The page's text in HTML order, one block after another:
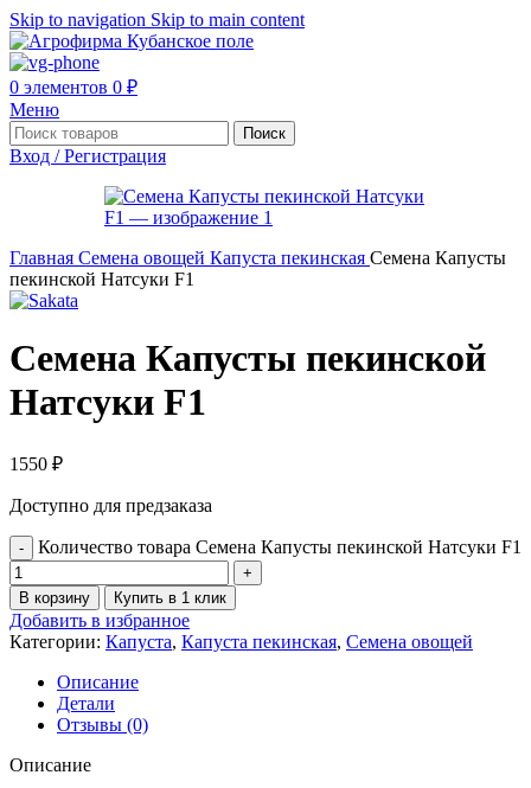
Skip to navigation Skip to main content
0 элементов 0 ₽
Меню
Поиск
Вход / Регистрация
Главная Семена овощей Капуста пекинская Семена Капусты
пекинской Натсуки F1
Семена Капусты пекинской
Натсуки F1
1550 ₽
Доступно для предзаказа
Количество товара Семена Капусты пекинской Натсуки F1
В корзину Купить в 1 клик
Добавить в избранное
Категории: Капуста, Капуста пекинская, Семена овощей
Описание
Детали
Отзывы (0)
Описание